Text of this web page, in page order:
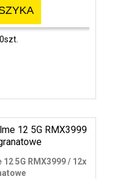
5G RMX3999 / 12x